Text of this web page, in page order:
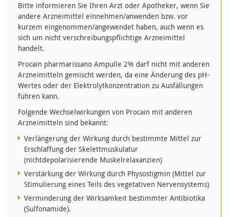
Bitte informieren Sie Ihren Arzt oder Apotheker, wenn Sie
andere Arzneimittel einnehmen/anwenden bzw. vor
kurzem eingenommen/angewendet haben, auch wenn es
sich um nicht verschreibungspflichtige Arzneimittel
handelt.
Procain pharmarissano Ampulle 2% darf nicht mit anderen
Arzneimitteln gemischt werden, da eine Änderung des pH-
Wertes oder der Elektrolytkonzentration zu Ausfällungen
führen kann.
Folgende Wechselwirkungen von Procain mit anderen
Arzneimitteln sind bekannt:
Verlängerung der Wirkung durch bestimmte Mittel zur
Erschlaffung der Skelettmuskulatur
(nichtdepolarisierende Muskelrelaxanzien)
Verstärkung der Wirkung durch Physostigmin (Mittel zur
Stimulierung eines Teils des vegetativen Nervensystems)
Verminderung der Wirksamkeit bestimmter Antibiotika
(Sulfonamide).